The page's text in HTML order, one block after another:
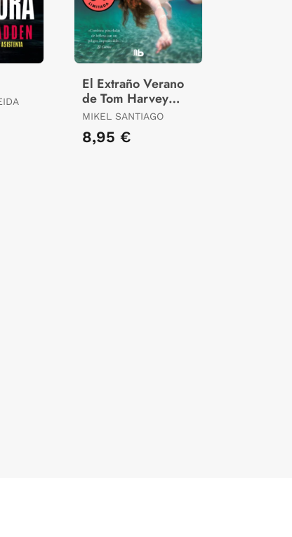
El Extraño Verano
de Tom Harvey
(Edición Limitada ·
Verano)
MIKEL SANTIAGO
8,95 €